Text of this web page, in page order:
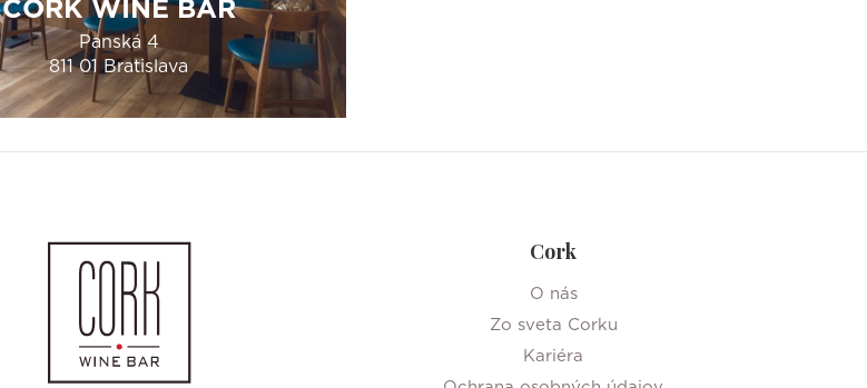
CORK WINE BAR
Panská 4
811 01 Bratislava
Cork
O nás
Zo sveta Corku
Kariéra